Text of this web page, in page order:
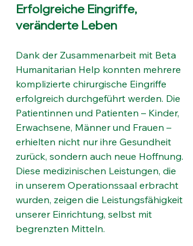
Erfolgreiche Eingriffe,
veränderte Leben
Dank der Zusammenarbeit mit Beta
Humanitarian Help konnten mehrere
komplizierte chirurgische Eingriffe
erfolgreich durchgeführt werden. Die
Patientinnen und Patienten – Kinder,
Erwachsene, Männer und Frauen –
erhielten nicht nur ihre Gesundheit
zurück, sondern auch neue Hoffnung.
Diese medizinischen Leistungen, die
in unserem Operationssaal erbracht
wurden, zeigen die Leistungsfähigkeit
unserer Einrichtung, selbst mit
begrenzten Mitteln.